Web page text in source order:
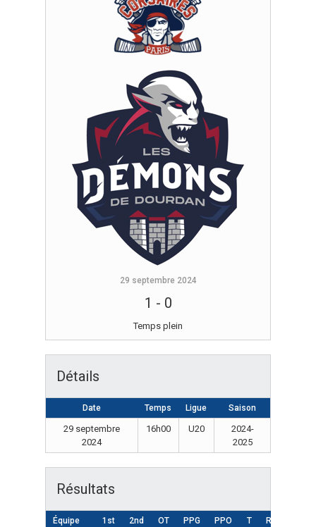
29 septembre 2024
1 - 0
Temps plein
Détails
Date Temps Ligue Saison
29 septembre
2024
16h00 U20
2024-
2025
Résultats
Équipe 1st 2nd OT PPG PPO T Résultat